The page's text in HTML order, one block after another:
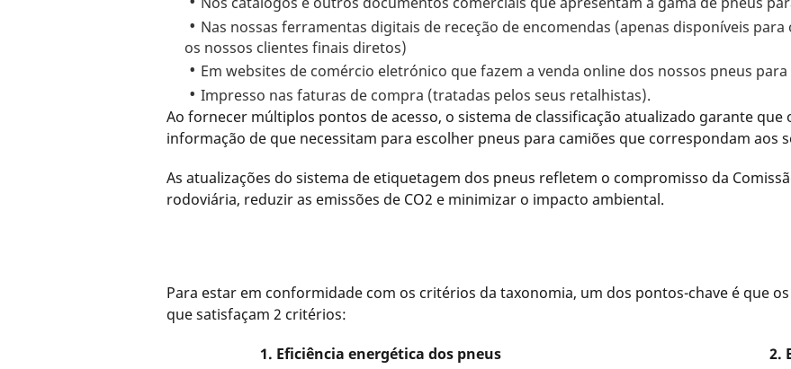
Nas nossas ferramentas digitais de receção de encomendas (apenas disponíveis
os nossos clientes finais diretos)
Em websites de comércio eletrónico que fazem a venda online dos nossos pneus para
Impresso nas faturas de compra (tratadas pelos seus retalhistas).
Ao fornecer múltiplos pontos de acesso, o sistema de classificação atualizado garante
informação de que necessitam para escolher pneus para camiões que correspondam aos
As atualizações do sistema de etiquetagem dos pneus refletem o compromisso da
rodoviária, reduzir as emissões de CO2 e minimizar o impacto ambiental.
Para estar em conformidade com os critérios da taxonomia, um dos pontos-chave é que
que satisfaçam 2 critérios:
1. Eficiência energética dos pneus
2.